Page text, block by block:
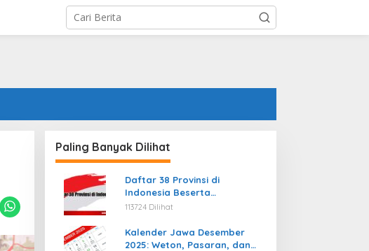
Paling Banyak Dilihat
Daftar 38 Provinsi di
Indonesia Beserta
Ibukotanya Terbaru
113724 Dilihat
Kalender Jawa Desember
2025: Weton, Pasaran, dan